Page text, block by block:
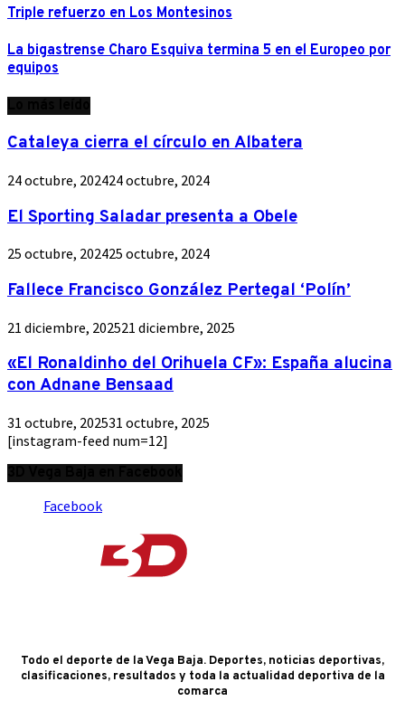
Triple refuerzo en Los Montesinos
La bigastrense Charo Esquiva termina 5 en el Europeo por
equipos
Cataleya cierra el círculo en Albatera
24 octubre, 202424 octubre, 2024
El Sporting Saladar presenta a Obele
25 octubre, 202425 octubre, 2024
Fallece Francisco González Pertegal ‘Polín’
21 diciembre, 202521 diciembre, 2025
«El Ronaldinho del Orihuela CF»: España alucina
con Adnane Bensaad
31 octubre, 202531 octubre, 2025
[instagram-feed num=12]
Facebook
Todo el deporte de la Vega Baja. Deportes, noticias deportivas,
clasificaciones, resultados y toda la actualidad deportiva de la
comarca